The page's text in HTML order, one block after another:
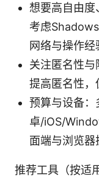
想要高自由度
考虑
网络与操作经
关注匿名性
提高匿名性，
预算与设备：
卓/iOS/
面端与浏览器
推荐工具（按适